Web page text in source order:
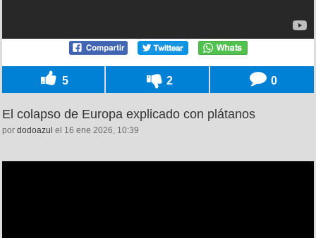
5 2 0
El colapso de Europa explicado con plátanos
por dodoazul el 16 ene 2026, 10:39